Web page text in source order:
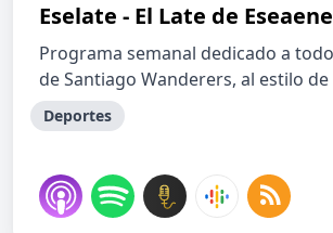
Eselate - El Late de
Programa semanal dedicado a
de Santiago Wanderers, al estilo de
Deportes